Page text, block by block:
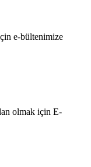
e-bültenimize
olmak için E-